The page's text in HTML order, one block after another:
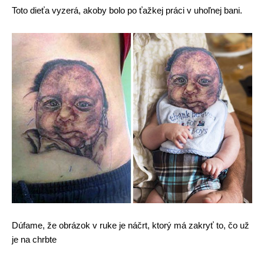
Toto dieťa vyzerá, akoby bolo po ťažkej práci v uhoľnej bani.
Dúfame, že obrázok v ruke je náčrt, ktorý má zakryť to, čo už
je na chrbte